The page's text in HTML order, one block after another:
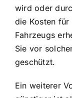
wird oder
die Kosten für
Fahrzeugs
Sie vor
geschützt.
Ein weiterer